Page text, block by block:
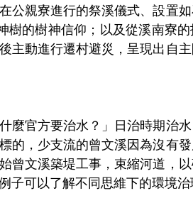
公親寮進行的祭溪儀式、設置
樹的樹神信仰；以及從溪南寮
主動進行遷村避災，呈現出自
麼官方要治水？」日治時期治
的，少支流的曾文溪因為沒有
曾文溪築堤工事，束縮河道，
可以了解不同思維下的環境治